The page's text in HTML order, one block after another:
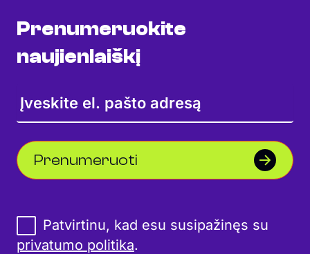
Prenumeruokite
naujienlaiškį
Prenumeruoti
Patvirtinu, kad esu susipažinęs su
privatumo politika.